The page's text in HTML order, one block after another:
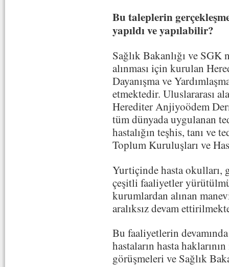
Bu taleplerin
yapıldı ve yapılabilir?
Sağlık Bakanlığı ve
alınması için kurulan
Dayanışma ve
etmektedir. Uluslararası
Herediter Anjiyoödem
tüm dünyada uygulanan
hastalığın teşhis, tanı ve
Toplum Kuruluşları ve
Yurtiçinde hasta okulları,
çeşitli faaliyetler
kurumlardan alınan
aralıksız devam
Bu faaliyetlerin
hastaların hasta
görüşmeleri ve Sağlık